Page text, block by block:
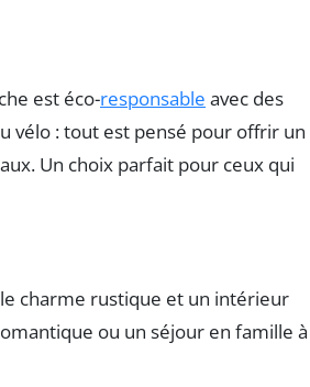
est éco-responsable avec des
vélo : tout est pensé pour offrir un
Un choix parfait pour ceux qui
charme rustique et un intérieur
ou un séjour en famille